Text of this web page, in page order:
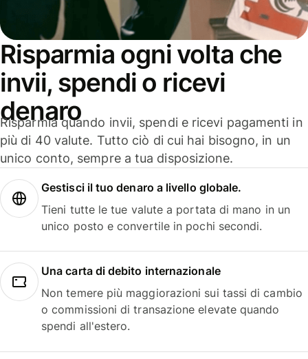
Risparmia ogni volta che
invii, spendi o ricevi
denaro
Risparmia quando invii, spendi e ricevi pagamenti in
più di 40 valute. Tutto ciò di cui hai bisogno, in un
unico conto, sempre a tua disposizione.
Gestisci il tuo denaro a livello globale.
Tieni tutte le tue valute a portata di mano in un
unico posto e convertile in pochi secondi.
Una carta di debito internazionale
Non temere più maggiorazioni sui tassi di cambio
o commissioni di transazione elevate quando
spendi all'estero.